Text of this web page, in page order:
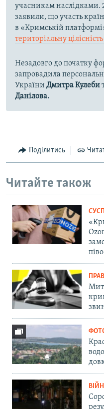
учасникам наслідками.
заявили, що участь
в «Кримській
територіальну цілісність
Незадовго до початку
запровадила
України Дмитра Кулеби
Данілова.
Поділитись
Читайте також